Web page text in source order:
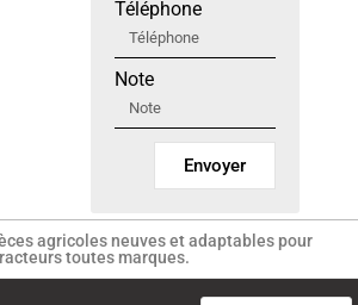
Téléphone
Note
Envoyer
agricoles neuves et adaptables pour
toutes marques.